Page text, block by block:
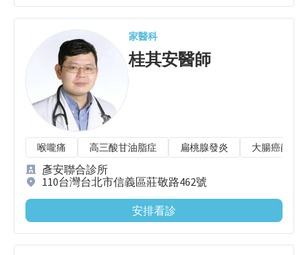
家醫科
桂其安醫師
喉嚨痛 高三酸甘油脂症 扁桃腺發炎 大腸癌篩檢
彥安聯合診所
110台灣台北市信義區莊敬路462號
安排看診